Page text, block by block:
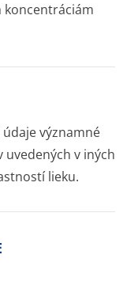
koncentráciám
významné
v iných
lieku.